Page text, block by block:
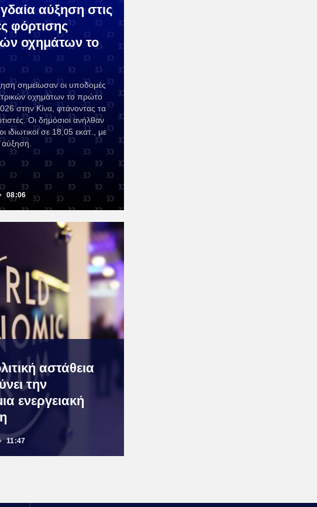
αύξηση στις
φόρτισης
οχημάτων το
σημείωσαν οι υποδομές
οχημάτων το πρώτο
στην Κίνα, φτάνοντας τα
Οι δημόσιοι ανήλθαν
ιδιωτικοί σε 18,05 εκατ., με
αύξηση.
08:06
αστάθεια
την
ενεργειακή
11:47